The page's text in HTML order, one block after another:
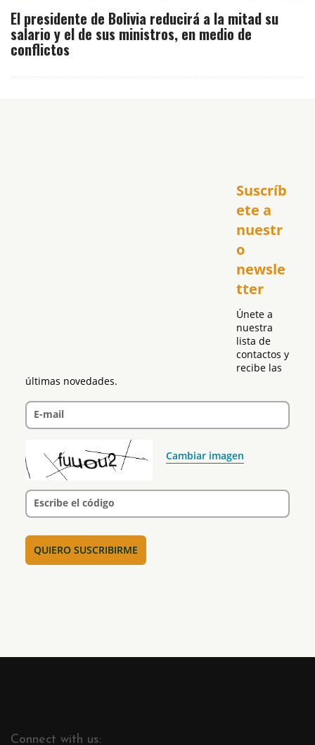
El presidente de Bolivia reducirá a la mitad su
salario y el de sus ministros, en medio de
conflictos
Suscríb
ete a
nuestr
o
newsle
tter
Únete a
nuestra
lista de
contactos y
recibe las
últimas novedades.
E-mail
Cambiar imagen
Escribe el código
Connect with us: